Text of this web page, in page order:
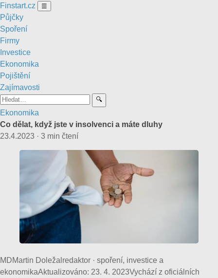
Finstart.cz ☰
Půjčky
Spoření
Firmy
Investice
Ekonomika
Pojištění
Zajímavosti
🔍
Ekonomika
Co dělat, když jste v insolvenci a máte dluhy
23.4.2023 · 3 min čtení
MDMartin Doležal redaktor · spoření, investice a
ekonomikaAktualizováno: 23. 4. 2023Vychází z oficiálních